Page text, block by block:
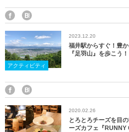
アクティビティ
2023.12.20
福井駅からすぐ！豊
『足羽山』を歩こう
2020.02.26
とろとろチーズを目
ーズカフェ『RUNNY
イベント
宿泊
お土産
産業・ものづくり
体験施設・体験プラン
永平寺町
越前市
越前町
おおい町
大野市